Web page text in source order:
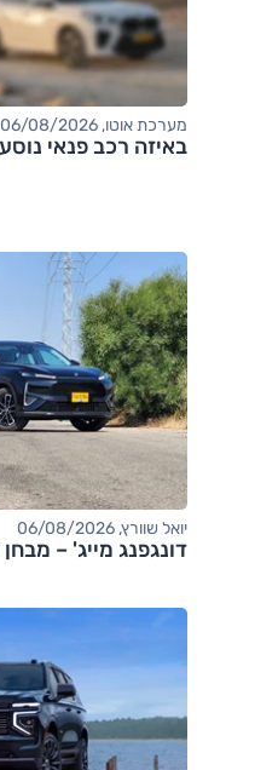
מערכת אוטו, 06/08/2026
באיזה רכב פנאי
יואל שוורץ, 06/08/2026
דונגפנג מייג' –